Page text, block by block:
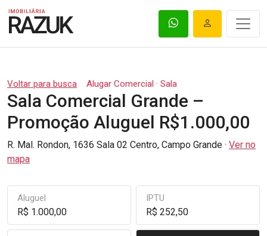
Voltar para busca Alugar Comercial · Sala
Sala Comercial Grande –
Promoção Aluguel R$1.000,00
R. Mal. Rondon, 1636 Sala 02 Centro, Campo Grande · Ver no
mapa
Aluguel
R$ 1.000,00
IPTU
R$ 252,50